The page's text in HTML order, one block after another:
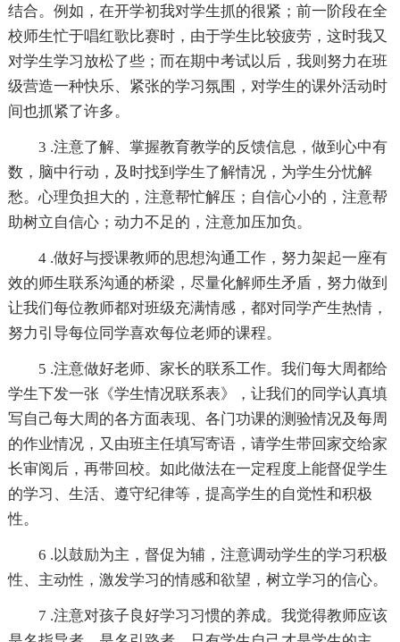
结合。例如，在开学初我对学生抓的很紧；前一阶段在全
校师生忙于唱红歌比赛时，由于学生比较疲劳，这时我又
对学生学习放松了些；而在期中考试以后，我则努力在班
级营造一种快乐、紧张的学习氛围，对学生的课外活动时
间也抓紧了许多。
3 .注意了解、掌握教育教学的反馈信息，做到心中有
数，脑中行动，及时找到学生了解情况，为学生分忧解
愁。心理负担大的，注意帮忙解压；自信心小的，注意帮
助树立自信心；动力不足的，注意加压加负。
4 .做好与授课教师的思想沟通工作，努力架起一座有
效的师生联系沟通的桥梁，尽量化解师生矛盾，努力做到
让我们每位教师都对班级充满情感，都对同学产生热情，
努力引导每位同学喜欢每位老师的课程。
5 .注意做好老师、家长的联系工作。我们每大周都给
学生下发一张《学生情况联系表》，让我们的同学认真填
写自己每大周的各方面表现、各门功课的测验情况及每周
的作业情况，又由班主任填写寄语，请学生带回家交给家
长审阅后，再带回校。如此做法在一定程度上能督促学生
的学习、生活、遵守纪律等，提高学生的自觉性和积极
性。
6 .以鼓励为主，督促为辅，注意调动学生的学习积极
性、主动性，激发学习的情感和欲望，树立学习的信心。
7 .注意对孩子良好学习习惯的养成。我觉得教师应该